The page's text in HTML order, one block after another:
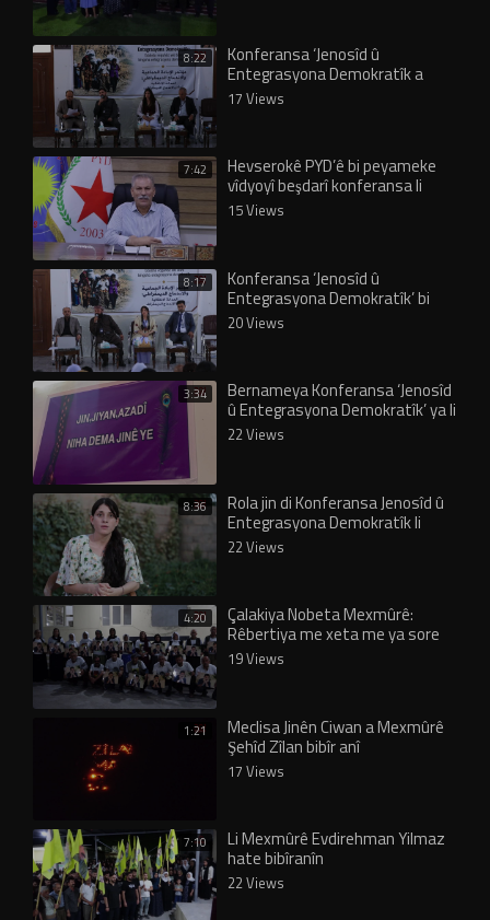
8:22 Konferansa ‘Jenosîd û
Entegrasyona Demokratîk a
Şengalê’ bi panela 3’yemîn
bidawî…
17 Views
7:42 Hevserokê PYD’ê bi peyameke
vîdyoyî beşdarî konferansa li
Şengalê bû
15 Views
8:17 Konferansa ‘Jenosîd û
Entegrasyona Demokratîk’ bi
panela yekemîn dewam dike
20 Views
3:34 Bernameya Konferansa ‘Jenosîd
û Entegrasyona Demokratîk’ ya li
Şengalê eşkere bû
22 Views
8:36 Rola jin di Konferansa Jenosîd û
Entegrasyona Demokratîk li
Şengalê de
22 Views
4:20 Çalakiya Nobeta Mexmûrê:
Rêbertiya me xeta me ya sore
19 Views
1:21 Meclisa Jinên Ciwan a Mexmûrê
Şehîd Zîlan bibîr anî
17 Views
7:10 Li Mexmûrê Evdirehman Yilmaz
hate bibîranîn
22 Views